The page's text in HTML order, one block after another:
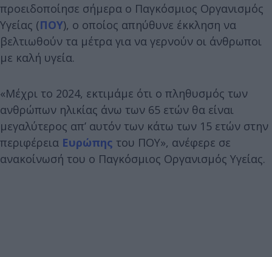
προειδοποίησε σήμερα ο Παγκόσμιος Οργανισμός
Υγείας (ΠΟΥ), ο οποίος απηύθυνε έκκληση να
βελτιωθούν τα μέτρα για να γερνούν οι άνθρωποι
με καλή υγεία.
«Μέχρι το 2024, εκτιμάμε ότι ο πληθυσμός των
ανθρώπων ηλικίας άνω των 65 ετών θα είναι
μεγαλύτερος απ’ αυτόν των κάτω των 15 ετών στην
περιφέρεια Ευρώπης του ΠΟΥ», ανέφερε σε
ανακοίνωσή του ο Παγκόσμιος Οργανισμός Υγείας.